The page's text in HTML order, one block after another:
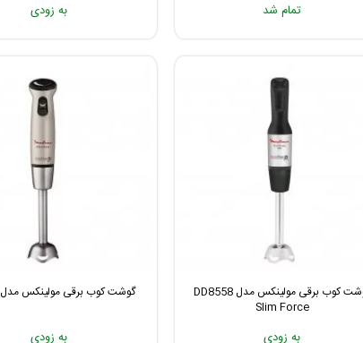
تمام شد به زودی
گوشت کوب برقی مولینکس مدل DD8558
Slim Force
به زودی
گوشت کوب برقی مولینکس مدل DD863
به زودی